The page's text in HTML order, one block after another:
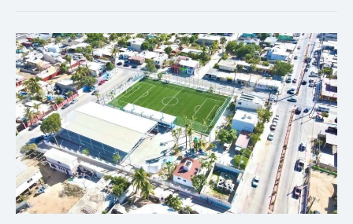
Mantiene
Ayuntamiento
de
Los
Cabos
53
obras
en
proceso
para
mejorar